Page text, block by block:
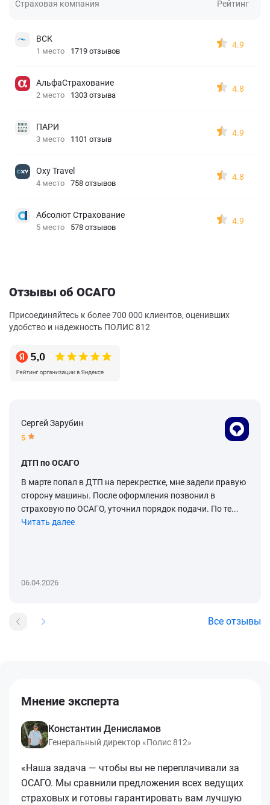
Страховая компания Рейтинг
ВСК
1 место 1719 отзывов
4.9
АльфаСтрахование
2 место 1303 отзыва
4.8
ПАРИ
3 место 1101 отзыв
4.9
Oxy Travel
4 место 758 отзывов
4.8
Абсолют Страхование
5 место 578 отзывов
4.9
Отзывы об ОСАГО
Присоединяйтесь к более 700 000 клиентов, оценивших
удобство и надежность ПОЛИС 812
Сергей Зарубин
5
ДТП по ОСАГО
В марте попал в ДТП на перекрестке, мне задели правую
сторону машины. После оформления позвонил в
страховую по ОСАГО, уточнил порядок подачи. По те...
Читать далее
06.04.2026
Все отзывы
Мнение эксперта
Константин Денисламов
Генеральный директор «Полис 812»
«Наша задача — чтобы вы не переплачивали за
ОСАГО. Мы сравнили предложения всех ведущих
страховых и готовы гарантировать вам лучшую